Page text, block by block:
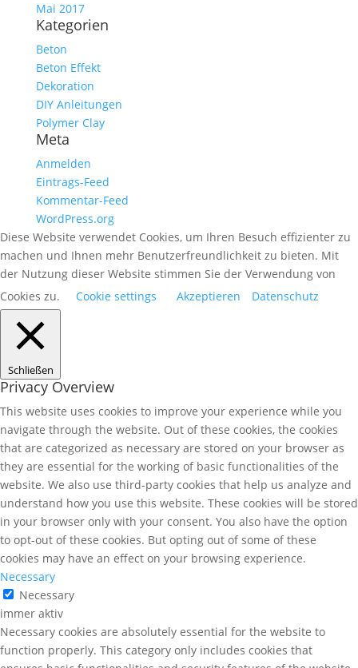
Mai 2017
Kategorien
Beton
Beton Effekt
Dekoration
DIY Anleitungen
Polymer Clay
Meta
Anmelden
Eintrags-Feed
Kommentar-Feed
WordPress.org
Diese Website verwendet Cookies, um Ihren Besuch effizienter zu
machen und Ihnen mehr Benutzerfreundlichkeit zu bieten. Mit
der Nutzung dieser Website stimmen Sie der Verwendung von
Cookies zu.
Cookie settings Akzeptieren Datenschutz
Schließen
Privacy Overview
This website uses cookies to improve your experience while you
navigate through the website. Out of these cookies, the cookies
that are categorized as necessary are stored on your browser as
they are essential for the working of basic functionalities of the
website. We also use third-party cookies that help us analyze and
understand how you use this website. These cookies will be stored
in your browser only with your consent. You also have the option
to opt-out of these cookies. But opting out of some of these
cookies may have an effect on your browsing experience.
Necessary
Necessary
immer aktiv
Necessary cookies are absolutely essential for the website to
function properly. This category only includes cookies that